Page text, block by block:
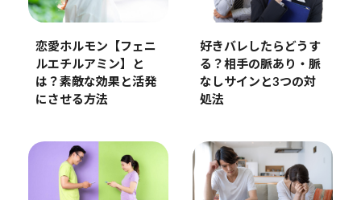
恋愛ホルモン【フェニ
ルエチルアミン】と
は？素敵な効果と活発
にさせる方法
好きバレしたらどうす
る？相手の脈あり・脈
なしサインと3つの対
処法